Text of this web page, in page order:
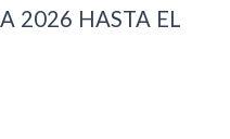
2026 HASTA EL